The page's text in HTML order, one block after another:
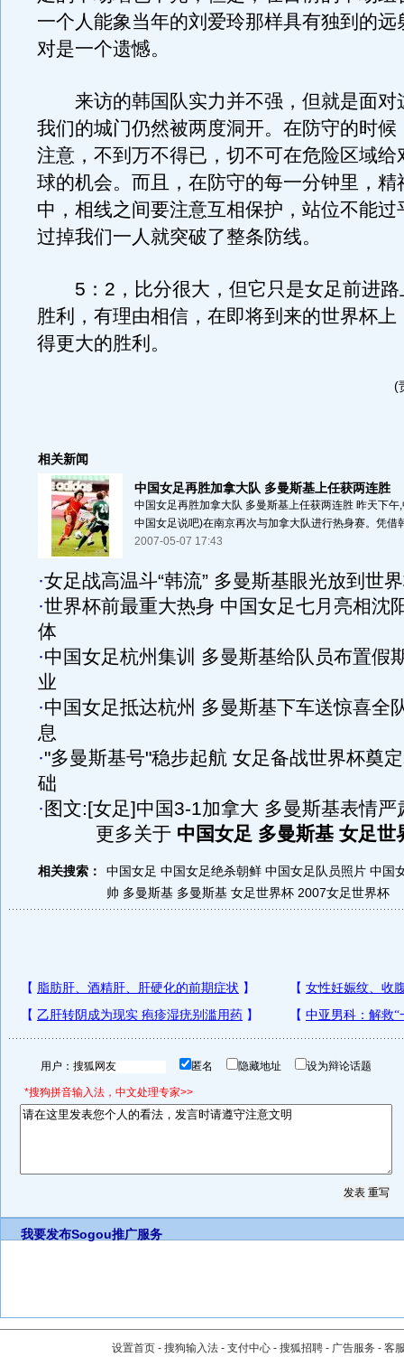
一个人能象当年的刘爱玲那样具有独到的远
对是一个遗憾。
来访的韩国队实力并不强，但就是面对
我们的城门仍然被两度洞开。在防守的时候
注意，不到万不得已，切不可在危险区域给
球的机会。而且，在防守的每一分钟里，精
中，相线之间要注意互相保护，站位不能过
过掉我们一人就突破了整条防线。
5：2，比分很大，但它只是女足前进路
胜利，有理由相信，在即将到来的世界杯上
得更大的胜利。
(
相关新闻
中国女足再胜加拿大队 多曼斯基上任获两连胜
中国女足再胜加拿大队 多曼斯基上任获两连胜 昨天下午
中国女足说吧)在南京再次与加拿大队进行热身赛。凭借
2007-05-07 17:43
·女足战高温斗“韩流” 多曼斯基眼光放到世
·世界杯前最重大热身 中国女足七月亮相沈
体
·中国女足杭州集训 多曼斯基给队员布置假
业
·中国女足抵达杭州 多曼斯基下车送惊喜全
息
·"多曼斯基号"稳步起航 女足备战世界杯奠
础
· 图文:[女足]中国3-1加拿大 多曼斯基表情严
更多关于 中国女足 多曼斯基 女足世
相关搜索： 中国女足 中国女足绝杀朝鲜 中国女足队员照片 中国
帅 多曼斯基 多曼斯基 女足世界杯 2007女足世界杯
用户： 匿名 隐藏地址 设为辩论话题
*搜狗拼音输入法，中文处理专家>>
我要发布Sogou推广服务
设置首页 - 搜狗输入法 - 支付中心 - 搜狐招聘 - 广告服务 - 客